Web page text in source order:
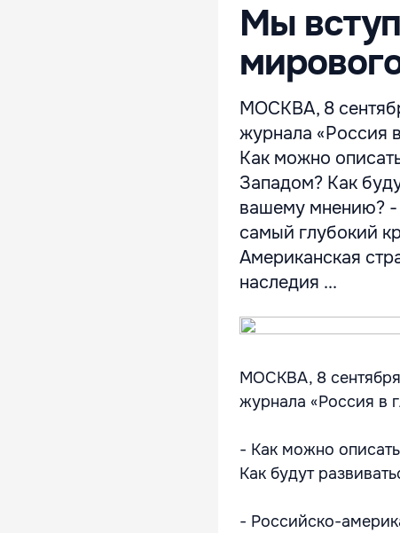
Мы
МОСКВА, 8
журнала «Россия
Как можно
Западом? Как
вашему мнению? -
самый глубокий
Американская
наследия ...
МОСКВА, 8
журнала «Россия в
- Как можно
Как будут
- Российско-